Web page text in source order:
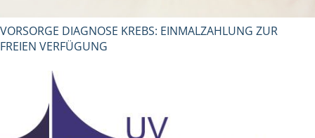
VORSORGE DIAGNOSE KREBS: EINMALZAHLUNG ZUR
FREIEN VERFÜGUNG